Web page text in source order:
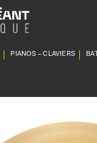
PIANOS – CLAVIERS